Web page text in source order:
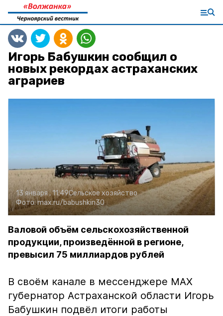
Игорь Бабушкин сообщил о
новых рекордах астраханских
аграриев
13 января , 11:49Сельское хозяйство
Фото:max.ru/babushkin30
Валовой объём сельскохозяйственной
продукции, произведённой в регионе,
превысил 75 миллиардов рублей
В своём канале в мессенджере MAX
губернатор Астраханской области Игорь
Бабушкин подвёл итоги работы